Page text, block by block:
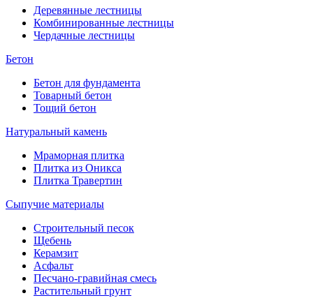
Деревянные лестницы
Комбинированные лестницы
Чердачные лестницы
Бетон
Бетон для фундамента
Товарный бетон
Тощий бетон
Натуральный камень
Мраморная плитка
Плитка из Оникса
Плитка Травертин
Сыпучие материалы
Строительный песок
Щебень
Керамзит
Асфальт
Песчано-гравийная смесь
Растительный грунт